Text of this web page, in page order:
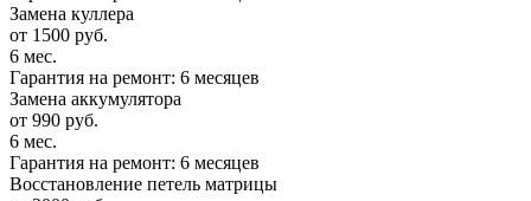
Замена куллера
от 1500 руб.
6 мес.
Гарантия на ремонт: 6 месяцев
Замена аккумулятора
от 990 руб.
6 мес.
Гарантия на ремонт: 6 месяцев
Восстановление петель матрицы